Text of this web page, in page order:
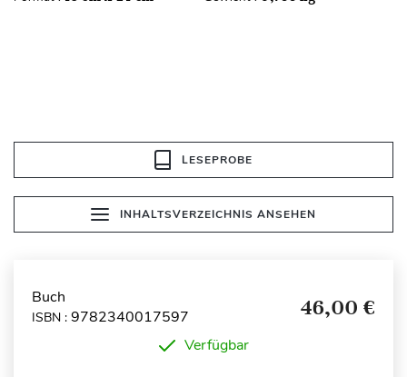
LESEPROBE
INHALTSVERZEICHNIS ANSEHEN
Buch
ISBN : 9782340017597 46,00 €
Verfügbar